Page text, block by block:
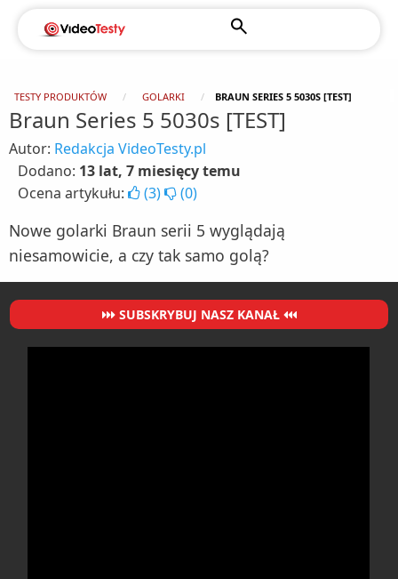
TESTY PRODUKTÓW GOLARKI BRAUN SERIES 5 5030S [TEST]
Braun Series 5 5030s [TEST]
Autor: Redakcja VideoTesty.pl
Dodano: 13 lat, 7 miesięcy temu
Ocena artykułu:
(3) (0)
Nowe golarki Braun serii 5 wyglądają
niesamowicie, a czy tak samo golą?
SUBSKRYBUJ NASZ KANAŁ